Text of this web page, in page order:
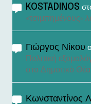
KOSTADINOS
«τσιμπημένους»
Γιώργος Νίκου
Πολιτική
στο Δημοτικό
Κωνσταντίνος